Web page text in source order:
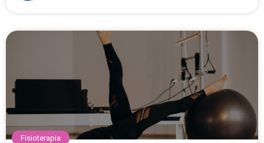
Fisioterapia